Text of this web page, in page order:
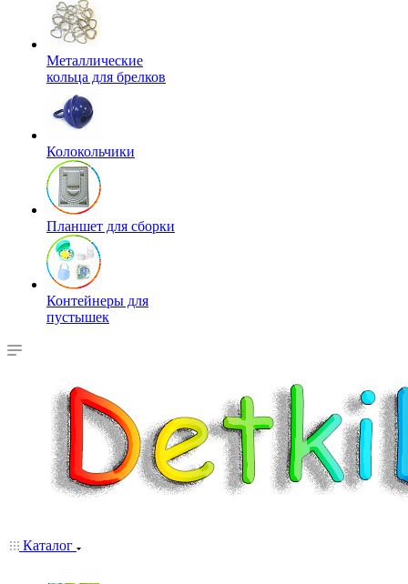
Металлические
кольца для брелков
Колокольчики
Планшет для сборки
Контейнеры для
пустышек
Каталог